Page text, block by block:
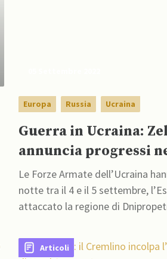
Europa Russia Ucraina
Guerra in Ucraina:
annuncia progressi
controffensiva,
Bakhmut
Le Forze Armate dell’Ucraina
notte tra il 4 e il 5 settembre,
attaccato la regione di
Articoli